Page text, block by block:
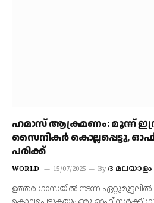
ഹമാസ് ആക്രമണം: മൂന്ന്
സൈനികർ കൊല്ലപ്പെട്ടു,
പരിക്ക്
WORLD 15/07/2025 By ദ
ഉത്തര ഗാസയില്‍ നടന്ന